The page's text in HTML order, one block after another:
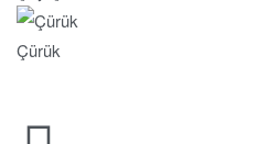
Çürük